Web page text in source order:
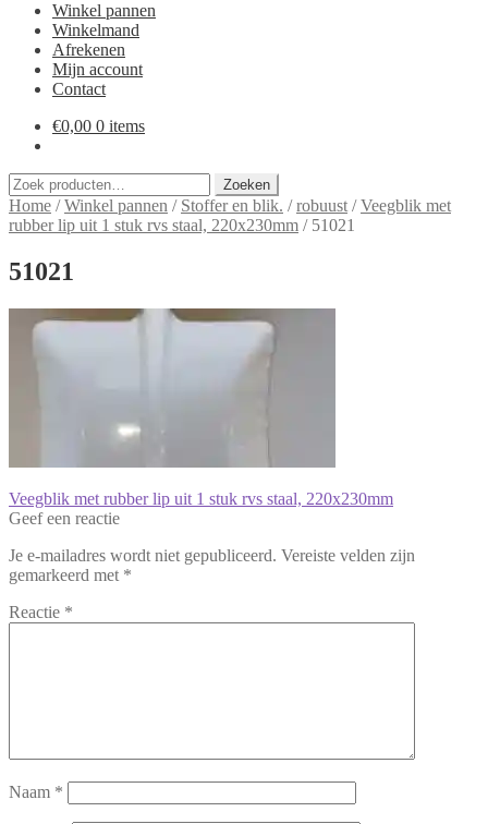
Winkel pannen
Winkelmand
Afrekenen
Mijn account
Contact
€0,00 0 items
Zoeken
naar:
Zoeken
Home /Winkel pannen / Stoffer en blik. /robuust /Veegblik met
rubber lip uit 1 stuk rvs staal, 220x230mm / 51021
51021
Bericht
navigatie
Vorig
bericht:
Veegblik met rubber lip uit 1 stuk rvs staal, 220x230mm
Geef een reactie
Je e-mailadres wordt niet gepubliceerd. Vereiste velden zijn
gemarkeerd met *
Reactie *
Naam *